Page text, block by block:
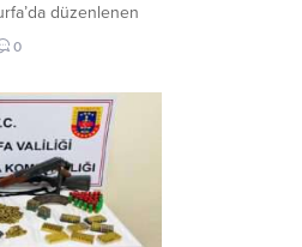
düzenlenen
manevi ve
Risale-i Nur
Merkezi’nde
Vicdan,
başlıklı panel,
vurgularıyla
oldu. Haber
Eğitim Kültür ve
0